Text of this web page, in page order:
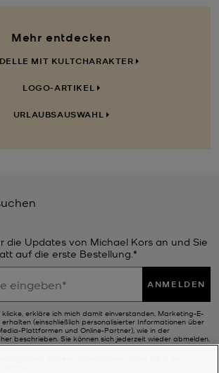
Mehr entdecken
MIT KULTCHARAKTER
LOGO-ARTIKEL
URLAUBSAUSWAHL
die Updates von Michael Kors an und Sie
auf die erste Bestellung.*
ANMELDEN
klicke, erkläre ich mich damit einverstanden, Marketing-E-
erhalten (einschließlich personalisierter Informationen über
Plattformen und Online-Partner), wie in der
beschrieben. Sie können sich jederzeit wieder abmelden.